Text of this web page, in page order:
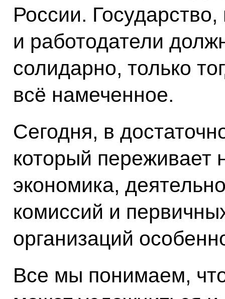
России.
и работодатели
солидарно, только
всё намеченное.
Сегодня, в
который
экономика,
комиссий и
организаций
Все мы понимаем,